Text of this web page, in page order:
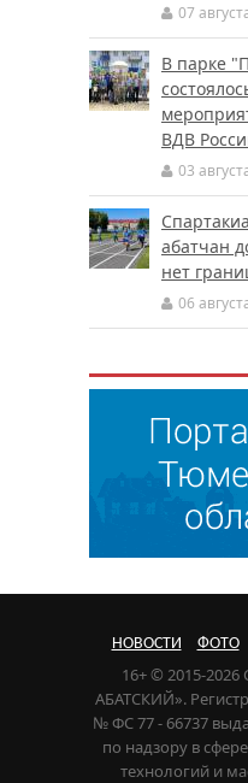
07
В парке
ВДВ
03
абатчан
нет
06
НОВОСТИ ФОТО
16+ © 2015-
АБАТСКИЙ».
№ ФС 77 - 66737
по надзору в
технологий и